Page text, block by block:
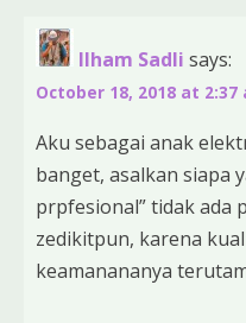
Ilham Sadli says:
October 18, 2018 at 2:37
Aku sebagai anak
banget, asalkan siapa
prpfesional” tidak ada
zedikitpun, karena
keamanananya